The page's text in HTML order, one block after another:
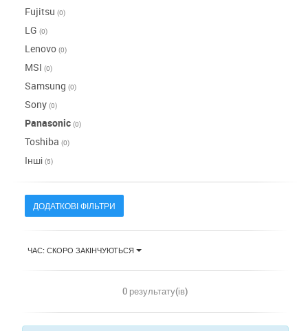
Fujitsu (0)
LG (0)
Lenovo (0)
MSI (0)
Samsung (0)
Sony (0)
Panasonic (0)
Toshiba (0)
Інші (5)
ДОДАТКОВІ ФІЛЬТРИ
ЧАС: СКОРО ЗАКІНЧУЮТЬСЯ
0 результату(ів)